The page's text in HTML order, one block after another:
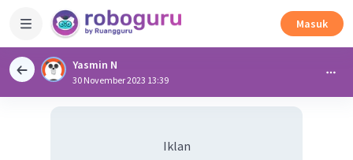
Masuk
Yasmin N
30 November 2023 13:39
Iklan